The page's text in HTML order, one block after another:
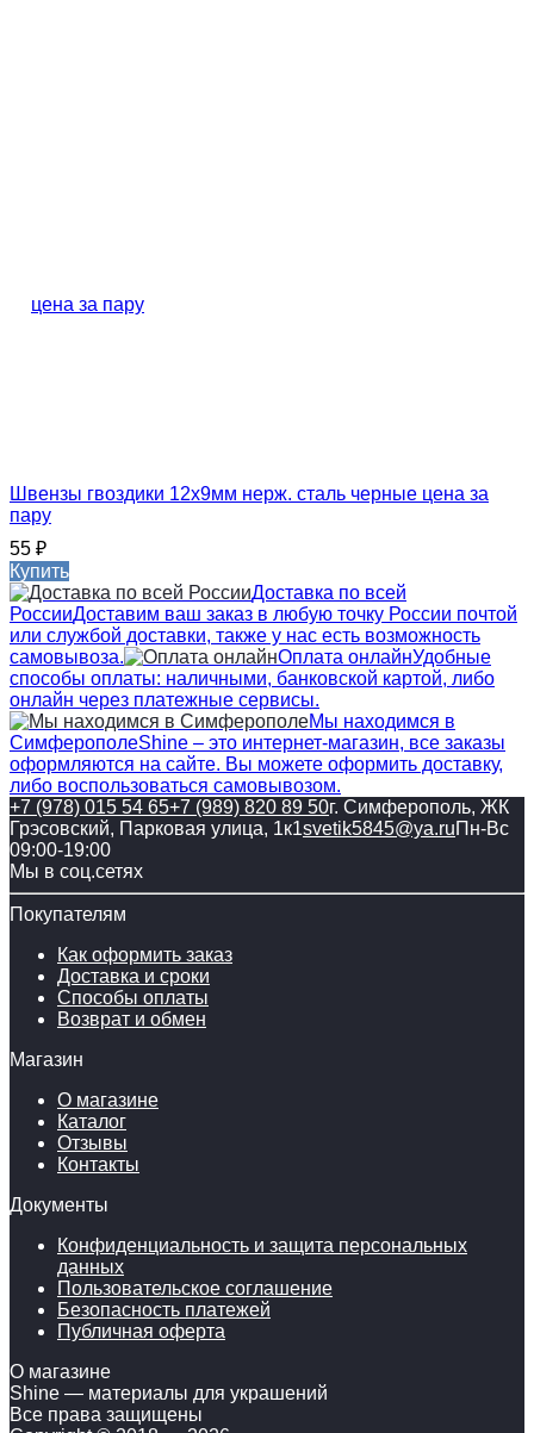
Швензы гвоздики 12х9мм нерж. сталь черные цена за
пару
55 ₽
Купить
Доставка по всей
РоссииДоставим ваш заказ в любую точку России почтой
или службой доставки, также у нас есть возможность
самовывоза.
Оплата онлайнУдобные
способы оплаты: наличными, банковской картой, либо
онлайн через платежные сервисы.
Мы находимся в
СимферополеShine – это интернет-магазин, все заказы
оформляются на сайте. Вы можете оформить доставку,
либо воспользоваться самовывозом.
+7 (978) 015 54 65+7 (989) 820 89 50г. Симферополь, ЖК
Грэсовский, Парковая улица, 1к1svetik5845@ya.ruПн-Вс
09:00-19:00
Мы в соц.сетях
Покупателям
Как оформить заказ
Доставка и сроки
Способы оплаты
Возврат и обмен
Магазин
О магазине
Каталог
Отзывы
Контакты
Документы
Конфиденциальность и защита персональных
данных
Пользовательское соглашение
Безопасность платежей
Публичная оферта
О магазине
Shine — материалы для украшений
Все права защищены